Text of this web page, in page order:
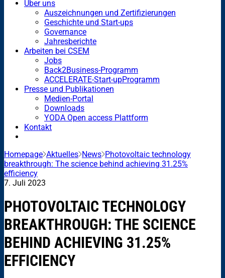
Über uns
Auszeichnungen und Zertifizierungen
Geschichte und Start-ups
Governance
Jahresberichte
Arbeiten bei CSEM
Jobs
Back2Business-Programm
ACCELERATE-Start-upProgramm
Presse und Publikationen
Medien-Portal
Downloads
YODA Open access Plattform
Kontakt
Homepage Aktuelles News Photovoltaic technology
breakthrough: The science behind achieving 31.25%
efficiency
7. Juli 2023
PHOTOVOLTAIC TECHNOLOGY
BREAKTHROUGH: THE SCIENCE
BEHIND ACHIEVING 31.25%
EFFICIENCY